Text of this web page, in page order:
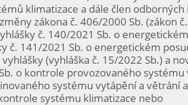
klimatizace a dále člen
zákona č. 406/2000 Sb. (zákon
č. 140/2021 Sb. o
č. 141/2021 Sb. o energetickém
(vyhláška č. 15/2022 Sb.) a
o kontrole provozovaného systému
systému vytápění a větrání
systému klimatizace nebo